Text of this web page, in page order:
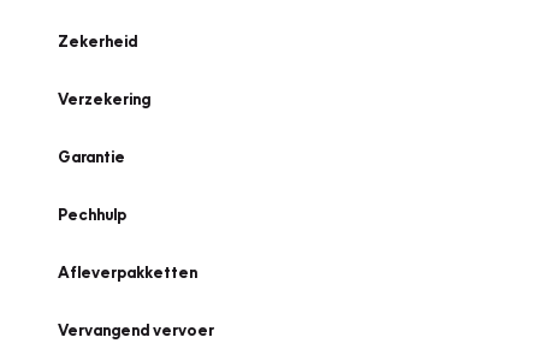
Zekerheid
Verzekering
Garantie
Pechhulp
Afleverpakketten
Vervangend vervoer